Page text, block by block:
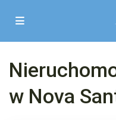
w Nova
Santa
Santa